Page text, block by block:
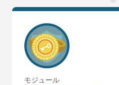
モジュール